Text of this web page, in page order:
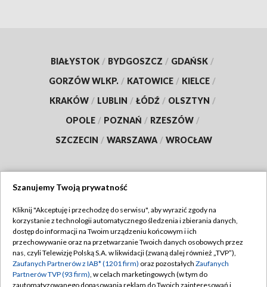
BIAŁYSTOK / BYDGOSZCZ / GDAŃSK /
GORZÓW WLKP. / KATOWICE / KIELCE /
KRAKÓW / LUBLIN / ŁÓDŹ / OLSZTYN /
OPOLE / POZNAŃ / RZESZÓW /
SZCZECIN / WARSZAWA / WROCŁAW
TVP
Abonament TVP
Emisja w TVP
Centrum informacji TVP
Regulamin TVP
Polityka prywatności
Moje zgody
Szanujemy Twoją prywatność
Kliknij "Akceptuję i przechodzę do serwisu", aby wyrazić zgody na
korzystanie z technologii automatycznego śledzenia i zbierania danych,
dostęp do informacji na Twoim urządzeniu końcowym i ich
przechowywanie oraz na przetwarzanie Twoich danych osobowych przez
nas, czyli Telewizję Polską S.A. w likwidacji (zwaną dalej również „TVP”),
Zaufanych Partnerów z IAB* (1201 firm) oraz pozostałych Zaufanych
Partnerów TVP (93 firm), w celach marketingowych (w tym do
zautomatyzowanego dopasowania reklam do Twoich zainteresowań i